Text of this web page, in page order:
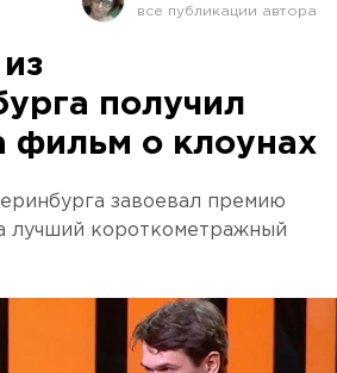
Оренбург
получил
фильм о клоунах
завоевал премию
лучший короткометражный